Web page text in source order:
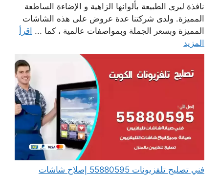
نافذة ليرى الطبيعة بألوانها الزاهية و الإضاءة الساطعة
المميزة. ولدى شركتنا عدة عروض على هذه الشاشات
المميزة وبسعر الجملة وبمواصفات عالمية ، كما ... اقرأ
المزيد
فني تصليح تلفزيونات 55880595 إصلاح شاشات